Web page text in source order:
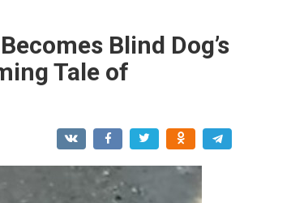
Blind Dog’s
Tale of